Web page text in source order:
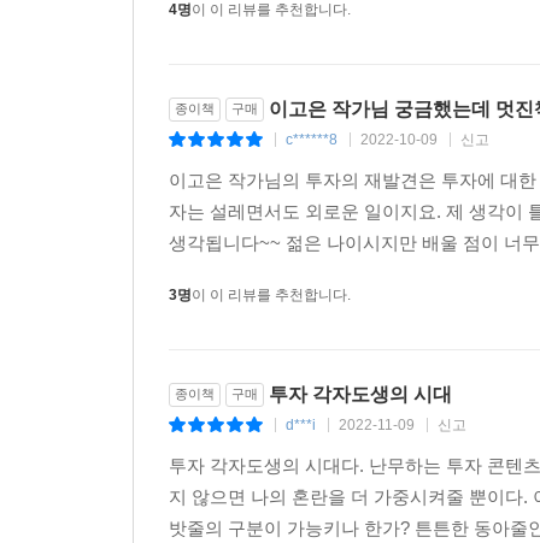
4명이 이 리뷰를 추천합니다.
종이책 구매 이고은 작가님 궁금했는데 멋
c******8 2022-10-09 신고
이고은 작가님의 투자의 재발견은 투자에 대
자는 설레면서도 외로운 일이지요. 제 생각이
생각됩니다~~ 젊은 나이시지만 배울 점이 너
3명이 이 리뷰를 추천합니다.
종이책 구매 투자 각자도생의 시대
d***i 2022-11-09 신고
투자 각자도생의 시대다. 난무하는 투자 콘텐
지 않으면 나의 혼란을 더 가중시켜줄 뿐이다
밧줄의 구분이 가능키나 한가? 튼튼한 동아